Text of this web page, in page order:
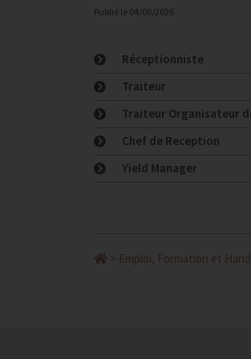
Publié le 04/06/2026
Réceptionniste
Traiteur
Traiteur Organisateur
Chef de Reception
Yield Manager
> Emploi, Formation et